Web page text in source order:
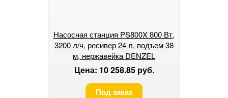
Насосная станция PS800X 800 Вт,
3200 л/ч, ресивер 24 л, подъем 38
м, нержавейка DENZEL
Цена: 10 258.85 руб.
Под заказ